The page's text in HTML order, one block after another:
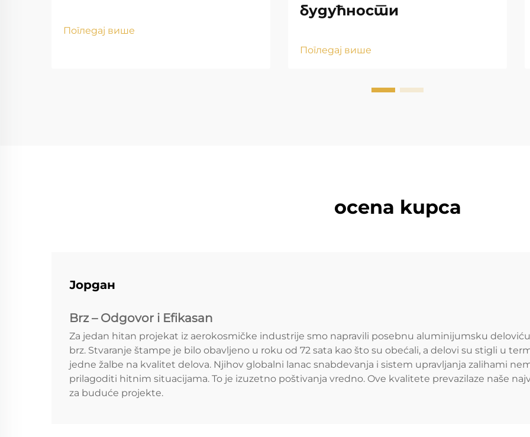
Погледај више
будућности
Погледај више
ocena kupca
Јордан
Brz – Odgovor i Efikasan
Za jedan hitan projekat iz aerokosmičke industrije smo napravili posebnu aluminijumsku
brz. Stvaranje štampe je bilo obavljeno u roku od 72 sata kao što su obećali, a delovi su stigli u
jedne žalbe na kvalitet delova. Njihov globalni lanac snabdevanja i sistem upravljanja zalihami
prilagoditi hitnim situacijama. To je izuzetno poštivanja vredno. Ove kvalitete prevazilaze naše
za buduće projekte.